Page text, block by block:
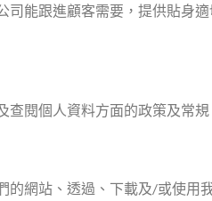
能跟進顧客需要，提供貼身
閱個人資料方面的政策及常
網站、透過、下載及/或使